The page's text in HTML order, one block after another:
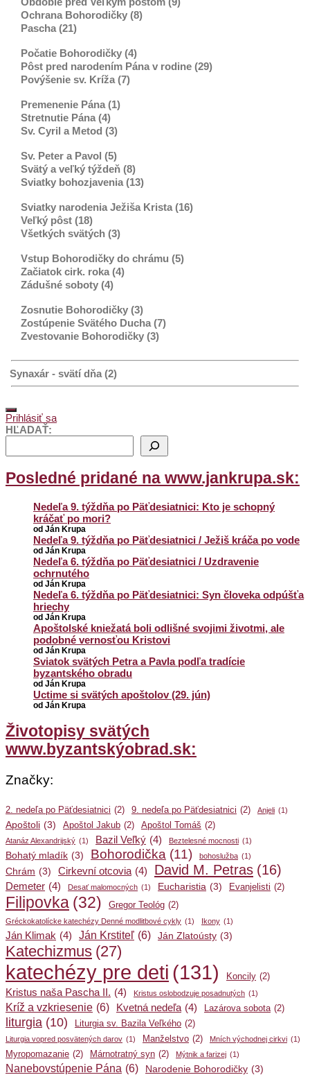
Ochrana Bohorodičky (8)
Pascha (21)
Počatie Bohorodičky (4)
Pôst pred narodením Pána v rodine (29)
Povýšenie sv. Kríža (7)
Premenenie Pána (1)
Stretnutie Pána (4)
Sv. Cyril a Metod (3)
Sv. Peter a Pavol (5)
Svätý a veľký týždeň (8)
Sviatky bohozjavenia (13)
Sviatky narodenia Ježiša Krista (16)
Veľký pôst (18)
Všetkých svätých (3)
Vstup Bohorodičky do chrámu (5)
Začiatok cirk. roka (4)
Zádušné soboty (4)
Zosnutie Bohorodičky (3)
Zostúpenie Svätého Ducha (7)
Zvestovanie Bohorodičky (3)
Synaxár - svätí dňa (2)
Prihlásiť sa
HĽADAŤ:
Posledné pridané na www.jankrupa.sk:
Nedeľa 9. týždňa po Päťdesiatnici: Kto je schopný
kráčať po mori?
od Ján Krupa
Nedeľa 9. týždňa po Päťdesiatnici / Ježiš kráča po vode
od Ján Krupa
Nedeľa 6. týždňa po Päťdesiatnici / Uzdravenie
ochrnutého
od Ján Krupa
Nedeľa 6. týždňa po Päťdesiatnici: Syn človeka odpúšťa
hriechy
od Ján Krupa
Apoštolské kniežatá boli odlišné svojimi životmi, ale
podobné vernosťou Kristovi
od Ján Krupa
Sviatok svätých Petra a Pavla podľa tradície
byzantského obradu
od Ján Krupa
Uctime si svätých apoštolov (29. jún)
od Ján Krupa
Životopisy svätých
www.byzantskýobrad.sk:
Značky:
2. nedeľa po Päťdesiatnici (2) 9. nedeľa po Päťdesiatnici (2) Anjeli (1)
Apoštoli (3) Apoštol Jakub (2) Apoštol Tomáš (2)
Atanáz Alexandrijský (1) Bazil Veľký (4) Beztelesné mocnosti (1)
Bohatý mladík (3) Bohorodička (11) bohoslužba (1)
Chrám (3) Cirkevní otcovia (4) David M. Petras (16)
Demeter (4) Desať malomocných (1) Eucharistia (3) Evanjelisti (2)
Filipovka (32) Gregor Teológ (2)
Gréckokatolícke katechézy Denné modlitbové cykly (1) Ikony (1)
Ján Klimak (4) Ján Krstiteľ (6) Ján Zlatoústy (3)
Katechizmus (27)
katechézy pre deti (131) Koncily (2)
Kristus naša Pascha II. (4) Kristus oslobodzuje posadnutých (1)
Kríž a vzkriesenie (6) Kvetná nedeľa (4) Lazárova sobota (2)
liturgia (10) Liturgia sv. Bazila Veľkého (2)
Liturgia vopred posvätených darov (1) Manželstvo (2) Mních východnej cirkvi (1)
Myropomazanie (2) Márnotratný syn (2) Mýtnik a farizej (1)
Nanebovstúpenie Pána (6) Narodenie Bohorodičky (3)